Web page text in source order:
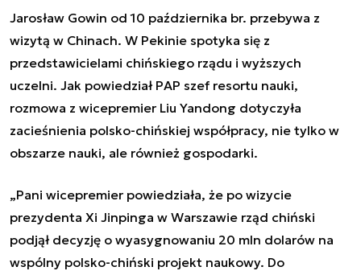
Jarosław Gowin od 10 października br. przebywa z
wizytą w Chinach. W Pekinie spotyka się z
przedstawicielami chińskiego rządu i wyższych
uczelni. Jak powiedział PAP szef resortu nauki,
rozmowa z wicepremier Liu Yandong dotyczyła
zacieśnienia polsko-chińskiej współpracy, nie tylko w
obszarze nauki, ale również gospodarki.
„Pani wicepremier powiedziała, że po wizycie
prezydenta Xi Jinpinga w Warszawie rząd chiński
podjął decyzję o wyasygnowaniu 20 mln dolarów na
wspólny polsko-chiński projekt naukowy. Do